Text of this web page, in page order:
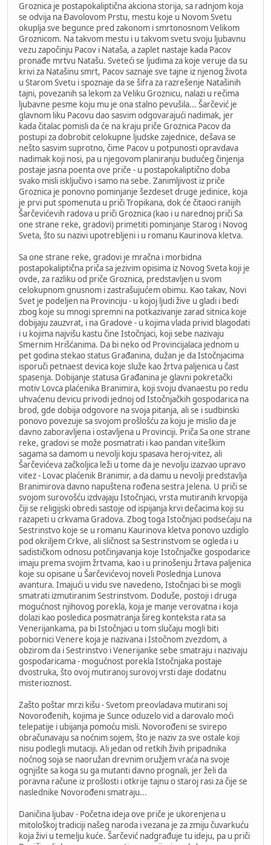
Groznica je postapokaliptična akciona storija, sa radnjom koja
se odvija na Đavolovom Prstu, mestu koje u Novom Svetu
okuplja sve begunce pred zakonom i smrtonosnom Velikom
Groznicom. Na takvom mestu i u takvom svetu svoju ljubavnu
vezu započinju Pacov i Nataša, a zaplet nastaje kada Pacov
pronađe mrtvu Natašu. Sveteći se ljudima za koje veruje da su
krivi za Natašinu smrt, Pacov saznaje sve tajne iz njenog života
u Starom Svetu i spoznaje da se šifra za razrešenje Natašinih
tajni, povezanih sa lekom za Veliku Groznicu, nalazi u rečima
ljubavne pesme koju mu je ona stalno pevušila... Šarčević je
glavnom liku Pacovu dao sasvim odgovarajući nadimak, jer
kada čitalac pomisli da će na kraju priče Groznica Pacov da
postupi za dobrobit celokupne ljudske zajednice, dešava se
nešto sasvim suprotno, čime Pacov u potpunosti opravdava
nadimak koji nosi, pa u njegovom planiranju budućeg činjenja
postaje jasna poenta ove priče - u postapokaliptično doba
svako misli isključivo i samo na sebe. Zanimljivost iz priče
Groznica je ponovno pominjanje šezdeset druge jedinice, koja
je prvi put spomenuta u priči Tropikana, dok će čitaoci ranijih
Šarčevićevih radova u priči Groznica (kao i u narednoj priči Sa
one strane reke, gradovi) primetiti pominjanje Starog i Novog
Sveta, što su nazivi upotrebljeni i u romanu Kaurinova kletva.
Sa one strane reke, gradovi je mračna i morbidna
postapokaliptična priča sa jezivim opisima iz Novog Sveta koji je
ovde, za razliku od priče Groznica, predstavljen u svom
celokupnom gnusnom i zastrašujućem obimu. Kao takav, Novi
Svet je podeljen na Provinciju - u kojoj ljudi žive u gladi i bedi
zbog koje su mnogi spremni na potkazivanje zarad sitnica koje
dobijaju zauzvrat, i na Gradove - u kojima vlada privid blagodati
i u kojima najvišu kastu čine Istočnjaci, koji sebe nazivaju
Smernim Hrišćanima. Da bi neko od Provincijalaca jednom u
pet godina stekao status Građanina, dužan je da Istočnjacima
isporuči petnaest devica koje služe kao žrtva paljenica u čast
spasenja. Dobijanje statusa Građanina je glavni pokretački
motiv Lovca plaćenika Branimira, koji svoju dvanaestu po redu
uhvaćenu devicu privodi jednoj od Istočnjačkih gospodarica na
brod, gde dobija odgovore na svoja pitanja, ali se i sudbinski
ponovo povezuje sa svojom prošlošću za koju je mislio da je
davno zaboravljena i ostavljena u Provinciji. Priča Sa one strane
reke, gradovi se može posmatrati i kao pandan viteškim
sagama sa damom u nevolji koju spasava heroj-vitez, ali
Šarčevićeva začkoljica leži u tome da je nevolju izazvao upravo
vitez - Lovac plaćenik Branimir, a da damu u nevolji predstavlja
Branimirova davno napuštena rođena sestra Jelena. U priči se
svojom surovošću izdvajaju Istočnjaci, vrsta mutiranih krvopija
čiji se religijski obredi sastoje od ispijanja krvi dečacima koji su
razapeti u crkvama Gradova. Zbog toga Istočnjaci podsećaju na
Sestrinstvo koje se u romanu Kaurinova kletva ponovo uzdiglo
pod okriljem Crkve, ali sličnost sa Sestrinstvom se ogleda i u
sadističkom odnosu potčinjavanja koje Istočnjačke gospodarice
imaju prema svojim žrtvama, kao i u prinošenju žrtava paljenica
koje su opisane u Šarčevićevoj noveli Poslednja Lunova
avantura. Imajući u vidu sve navedeno, Istočnjaci bi se mogli
smatrati izmutiranim Sestrinstvom. Doduše, postoji i druga
mogućnost njihovog porekla, koja je manje verovatna i koja
dolazi kao posledica posmatranja šireg konteksta rata sa
Venerijankama, pa bi Istočnjaci u tom slučaju mogli biti
pobornici Venere koja je nazivana i Istočnom zvezdom, a
obzirom da i Sestrinstvo i Venerijanke sebe smatraju i nazivaju
gospodaricama - mogućnost porekla Istočnjaka postaje
dvostruka, što ovoj mutiranoj surovoj vrsti daje dodatnu
misterioznost.
Zašto poštar mrzi kišu - Svetom preovladava mutirani soj
Novorođenih, kojima je Sunce oduzelo vid a darovalo moći
telepatije i ubijanja pomoću misli. Novorođeni se svirepo
obračunavaju sa noćnim sojem, što je naziv za sve ostale koji
nisu podlegli mutaciji. Ali jedan od retkih živih pripadnika
noćnog soja se naoružan drevnim oružjem vraća na svoje
ognjište sa koga su ga mutanti davno prognali, jer želi da
poravna račune iz prošlosti i otkrije tajnu o staroj rasi za čije se
naslednike Novorođeni smatraju...
Daničina ljubav - Početna ideja ove priče je ukorenjena u
mitološkoj tradiciji našeg naroda i vezana je za zmiju čuvarkuću
koja živi u temelju kuće. Šarčević nadgrađuje tu ideju, pa u priči